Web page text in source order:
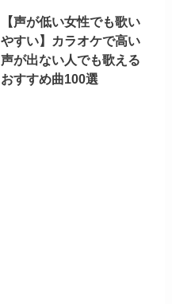
【声が低い女性でも歌い
やすい】カラオケで高い
声が出ない人でも歌える
おすすめ曲100選